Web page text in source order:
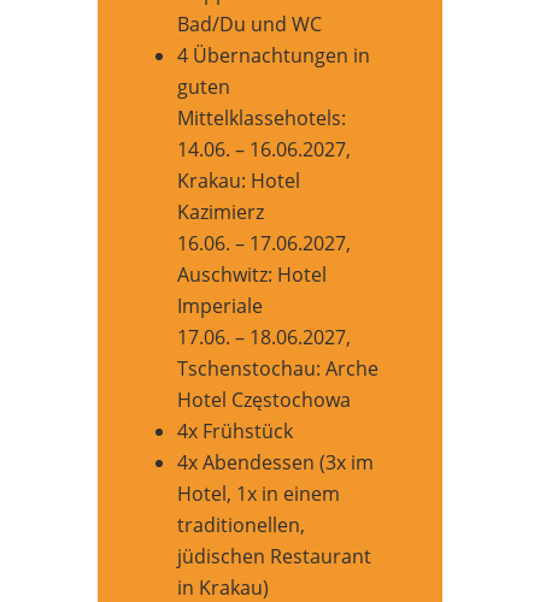
Bad/Du und WC
4 Übernachtungen in
guten
Mittelklassehotels:
14.06. – 16.06.2027,
Krakau: Hotel
Kazimierz
16.06. – 17.06.2027,
Auschwitz: Hotel
Imperiale
17.06. – 18.06.2027,
Tschenstochau: Arche
Hotel Częstochowa
4x Frühstück
4x Abendessen (3x im
Hotel, 1x in einem
traditionellen,
jüdischen Restaurant
in Krakau)